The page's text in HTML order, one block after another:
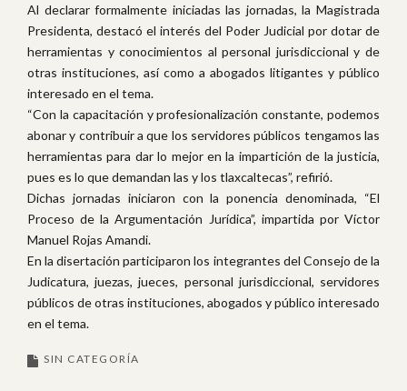
Al declarar formalmente iniciadas las jornadas, la Magistrada
Presidenta, destacó el interés del Poder Judicial por dotar de
herramientas y conocimientos al personal jurisdiccional y de
otras instituciones, así como a abogados litigantes y público
interesado en el tema.
“Con la capacitación y profesionalización constante, podemos
abonar y contribuir a que los servidores públicos tengamos las
herramientas para dar lo mejor en la impartición de la justicia,
pues es lo que demandan las y los tlaxcaltecas”, refirió.
Dichas jornadas iniciaron con la ponencia denominada, “El
Proceso de la Argumentación Jurídica”, impartida por Víctor
Manuel Rojas Amandi.
En la disertación participaron los integrantes del Consejo de la
Judicatura, juezas, jueces, personal jurisdiccional, servidores
públicos de otras instituciones, abogados y público interesado
en el tema.
SIN CATEGORÍA